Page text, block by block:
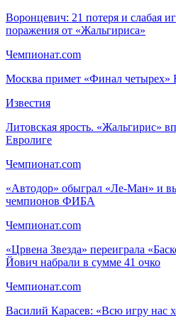
Воронцевич: 21 потеря и слабая
поражения от «Жальгириса»
Чемпионат.com
Москва примет «Финал четырех»
Известия
Литовская ярость. «Жальгирис»
Евролиге
Чемпионат.com
«Автодор» обыграл «Ле-Ман» и
чемпионов ФИБА
Чемпионат.com
«Црвена Звезда» переиграла
Йович набрали в сумме 41 очко
Чемпионат.com
Василий Карасев: «Всю игру нас